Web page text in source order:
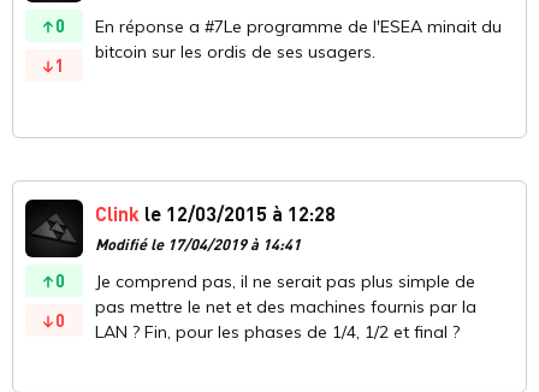
0
1
En réponse a #7Le programme de l'ESEA minait du
bitcoin sur les ordis de ses usagers.
0
0
Clink le 12/03/2015 à 12:28
Modifié le 17/04/2019 à 14:41
Je comprend pas, il ne serait pas plus simple de
pas mettre le net et des machines fournis par la
LAN ? Fin, pour les phases de 1/4, 1/2 et final ?